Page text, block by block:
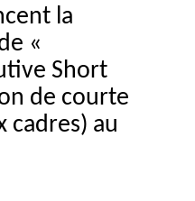
la
«
Short
de courte
cadres) au